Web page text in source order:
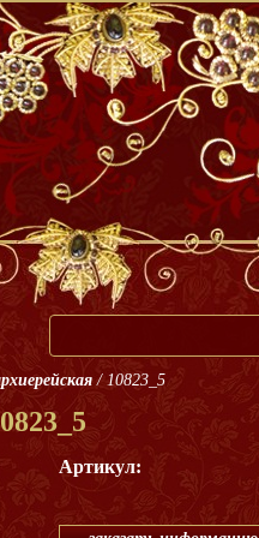
/ 10823_5
Артикул: